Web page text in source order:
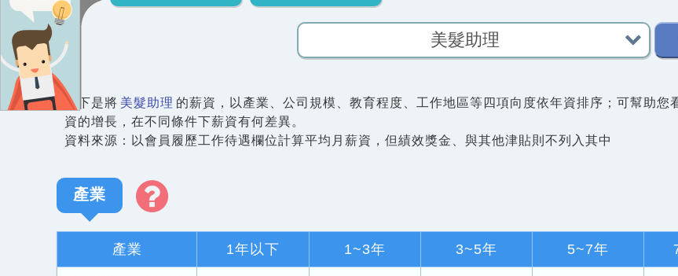
以下是將 美髮助理 的薪資，以產業、公司規模、教育程度、工作地區等四項向度依年資排序；可幫助您
資的增長，在不同條件下薪資有何差異。
資料來源：以會員履歷工作待遇欄位計算平均月薪資，但績效獎金、與其他津貼則不列入其中
產業
產業 1年以下 1~3年 3~5年 5~7年